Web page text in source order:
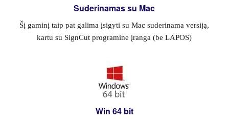
Suderinamas su Mac
Šį gaminį taip pat galima įsigyti su Mac suderinama versiją,
kartu su SignCut programine įranga (be LAPOS)
Win 64 bit